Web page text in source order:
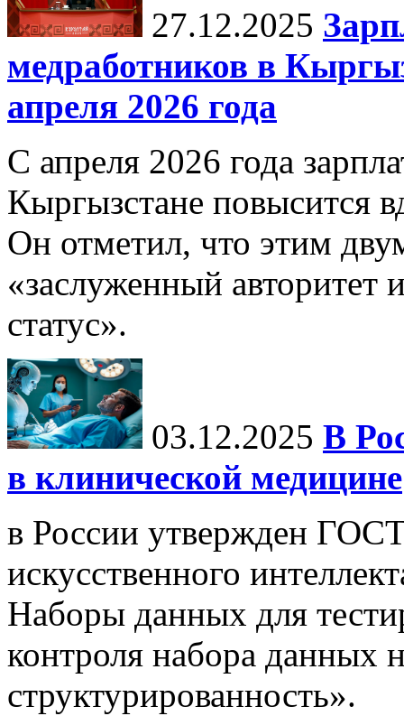
27.12.2025
медработников в
апреля 2026 года
С апреля 2026 года
Кыргызстане повысится
Он отметил, что этим
«заслуженный
статус».
03.12.2025 В
в клинической медицине
в России утвержден
искусственного
Наборы данных для
контроля набора данных
структурированность».